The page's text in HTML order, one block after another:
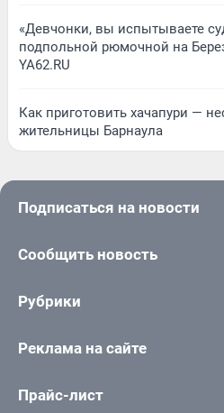
«Девчонки, вы испытываете
подпольной рюмочной на
YA62.RU
Как приготовить хачапури —
жительницы Барнаула
Подписаться на новости
Сообщить новость
Рубрики
Реклама на сайте
Прайс-лист